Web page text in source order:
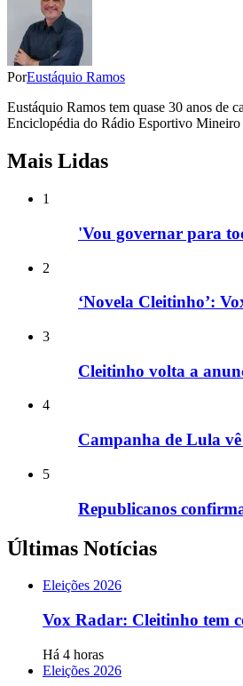
PorEustáquio Ramos
Eustáquio Ramos tem quase 30 anos de
Enciclopédia do Rádio Esportivo Mineiro
Mais Lidas
1
'Vou governar para
2
‘Novela Cleitinho’:
3
Cleitinho volta a
4
Campanha de Lula vê
5
Republicanos
Últimas Notícias
Eleições 2026
Vox Radar: Cleitinho tem
Há 4 horas
Eleições 2026